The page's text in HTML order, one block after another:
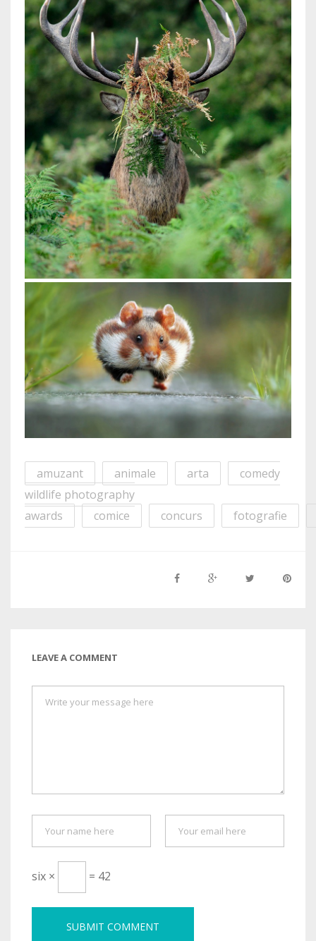
amuzant animale arta
comedy
wildlife photography
awards
comice concurs fotografie
LEAVE A COMMENT
six × = 42